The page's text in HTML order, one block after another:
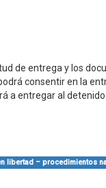
de entrega y los
consentir en la
a entregar al
libertad – procedimientos